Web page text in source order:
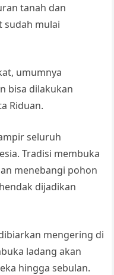
tanah dan
sudah mulai
umumnya
bisa dilakukan
Riduan.
seluruh
Tradisi membuka
menebangi pohon
dijadikan
mengering di
ladang akan
hingga sebulan.